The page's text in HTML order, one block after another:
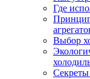
Где
Выбор